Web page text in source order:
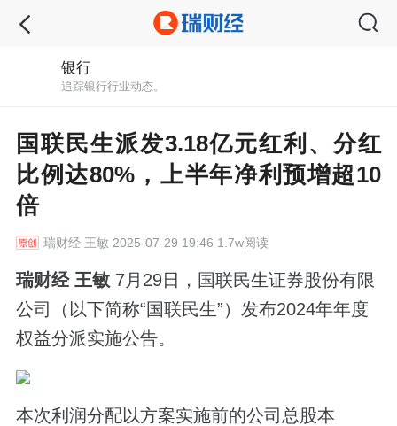
银行
追踪银行行业动态。
国联民生派发3.18亿元红利、分红
比例达80%，上半年净利预增超10
倍
瑞财经王敏 2025-07-29 19:46 1.7w阅读
瑞财经 王敏 7月29日，国联民生证券股份有限
公司（以下简称“国联民生”）发布2024年年度
权益分派实施公告。
本次利润分配以方案实施前的公司总股本